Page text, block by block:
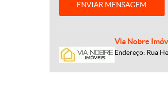
ENVIAR MENSAGEM
Via Nobre
Endereço: Rua